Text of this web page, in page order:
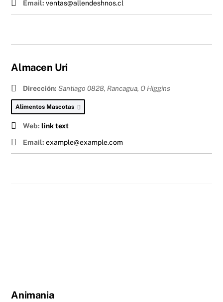
Email: ventas@allendeshnos.cl
Almacen Uri
Dirección: Santiago 0828, Rancagua, O Higgins
Alimentos Mascotas
Web: link text
Email: example@example.com
Animania